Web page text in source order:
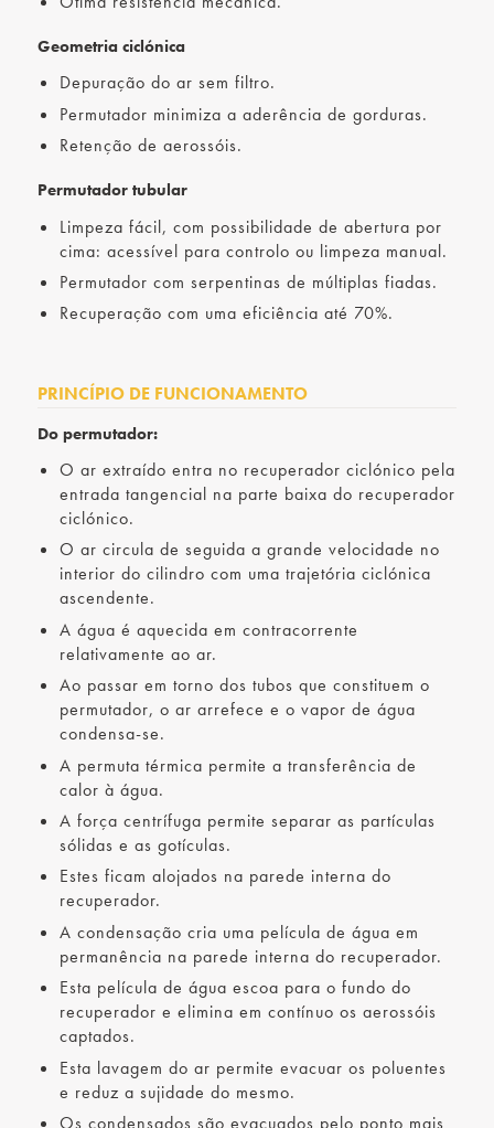
Geometria ciclónica
Depuração do ar sem filtro.
Permutador minimiza a aderência de gorduras.
Retenção de aerossóis.
Permutador tubular
Limpeza fácil, com possibilidade de abertura por
cima: acessível para controlo ou limpeza manual.
Permutador com serpentinas de múltiplas fiadas.
Recuperação com uma eficiência até 70%.
PRINCÍPIO DE FUNCIONAMENTO
Do permutador:
O ar extraído entra no recuperador ciclónico pela
entrada tangencial na parte baixa do recuperador
ciclónico.
O ar circula de seguida a grande velocidade no
interior do cilindro com uma trajetória ciclónica
ascendente.
A água é aquecida em contracorrente
relativamente ao ar.
Ao passar em torno dos tubos que constituem o
permutador, o ar arrefece e o vapor de água
condensa-se.
A permuta térmica permite a transferência de
calor à água.
A força centrífuga permite separar as partículas
sólidas e as gotículas.
Estes ficam alojados na parede interna do
recuperador.
A condensação cria uma película de água em
permanência na parede interna do recuperador.
Esta película de água escoa para o fundo do
recuperador e elimina em contínuo os aerossóis
captados.
Esta lavagem do ar permite evacuar os poluentes
e reduz a sujidade do mesmo.
Os condensados são evacuados pelo ponto mais